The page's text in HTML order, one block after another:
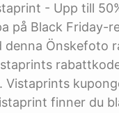
- Upp till
på Black Friday-
Önskefoto
Vistaprints
finner du